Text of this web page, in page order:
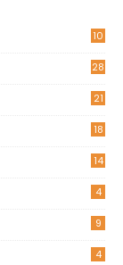
10
28
21
18
14
4
9
4